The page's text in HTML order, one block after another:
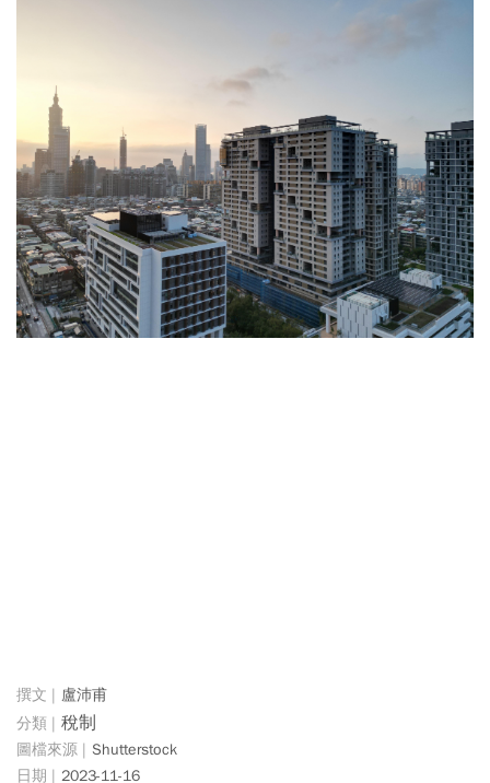
盧沛甫
稅制
Shutterstock
2023-11-16